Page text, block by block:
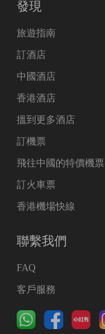
發現
旅遊指南
訂酒店
中國酒店
香港酒店
搵到更多酒店
訂機票
飛往中國的特價機票
訂火車票
香港機場快線
聯繫我們
FAQ
客戶服務